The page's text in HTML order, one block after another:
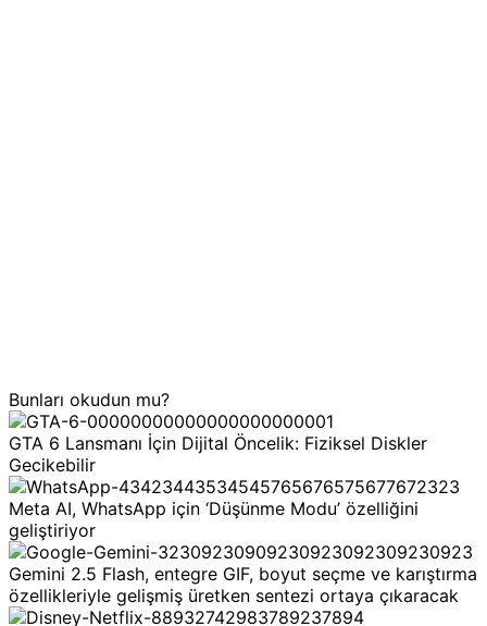
Bunları okudun mu?
GTA 6 Lansmanı İçin Dijital Öncelik: Fiziksel Diskler
Gecikebilir
Meta AI, WhatsApp için ‘Düşünme Modu’ özelliğini
geliştiriyor
Gemini 2.5 Flash, entegre GIF, boyut seçme ve karıştırma
özellikleriyle gelişmiş üretken sentezi ortaya çıkaracak